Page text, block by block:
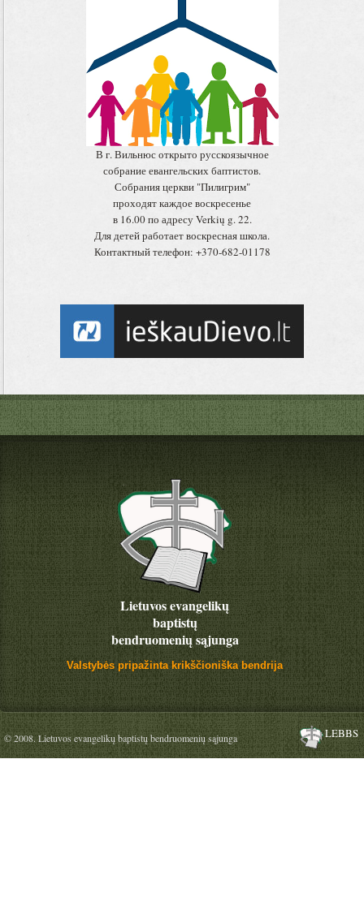
В г. Вильнюс открыто русскоязычное
собрание евангельских баптистов.
Собрания церкви "Пилигрим"
проходят каждое воскресенье
в 16.00 по адресу Verkių g. 22.
Для детей работает воскресная школа.
Контактный телефон: +370-682-01178
Lietuvos evangelikų
baptistų
bendruomenių sąjunga
Valstybės pripažinta krikščioniška bendrija
© 2008. Lietuvos evangelikų baptistų bendruomenių sąjunga LEBBS